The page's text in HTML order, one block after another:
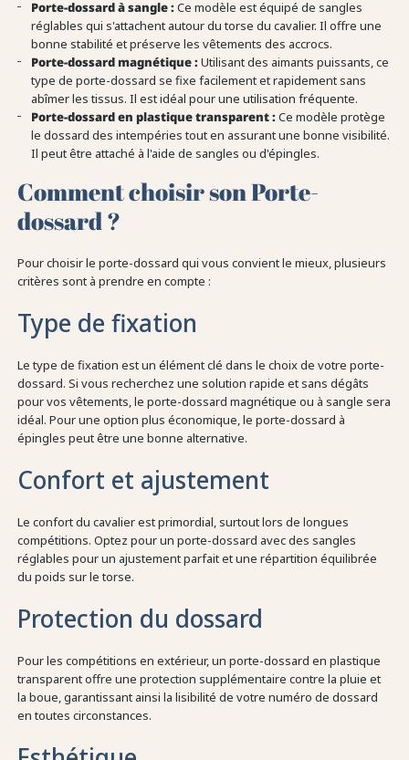
Porte-dossard à sangle : Ce modèle est équipé de sangles
réglables qui s'attachent autour du torse du cavalier. Il offre une
bonne stabilité et préserve les vêtements des accrocs.
Porte-dossard magnétique : Utilisant des aimants puissants, ce
type de porte-dossard se fixe facilement et rapidement sans
abîmer les tissus. Il est idéal pour une utilisation fréquente.
Porte-dossard en plastique transparent : Ce modèle protège
le dossard des intempéries tout en assurant une bonne visibilité.
Il peut être attaché à l'aide de sangles ou d'épingles.
Comment choisir son Porte-
dossard ?
Pour choisir le porte-dossard qui vous convient le mieux, plusieurs
critères sont à prendre en compte :
Type de fixation
Le type de fixation est un élément clé dans le choix de votre porte-
dossard. Si vous recherchez une solution rapide et sans dégâts
pour vos vêtements, le porte-dossard magnétique ou à sangle sera
idéal. Pour une option plus économique, le porte-dossard à
épingles peut être une bonne alternative.
Confort et ajustement
Le confort du cavalier est primordial, surtout lors de longues
compétitions. Optez pour un porte-dossard avec des sangles
réglables pour un ajustement parfait et une répartition équilibrée
du poids sur le torse.
Protection du dossard
Pour les compétitions en extérieur, un porte-dossard en plastique
transparent offre une protection supplémentaire contre la pluie et
la boue, garantissant ainsi la lisibilité de votre numéro de dossard
en toutes circonstances.